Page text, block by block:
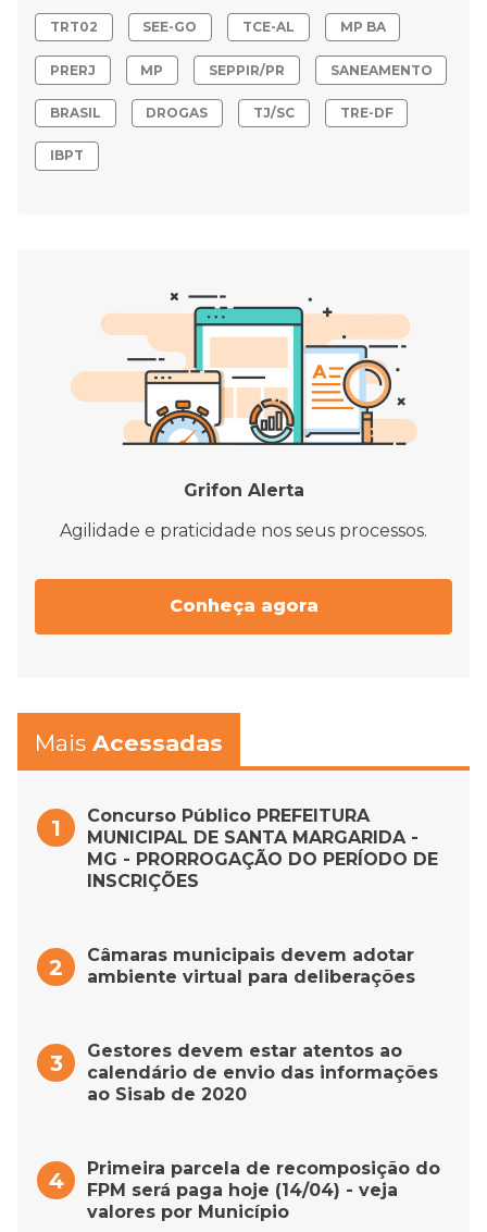
TRT02 SEE-GO TCE-AL MP BA
PRERJ MP SEPPIR/PR SANEAMENTO
BRASIL DROGAS TJ/SC TRE-DF
IBPT
Grifon Alerta
Agilidade e praticidade nos seus processos.
Conheça agora
Mais Acessadas
Concurso Público PREFEITURA
MUNICIPAL DE SANTA MARGARIDA -
MG - PRORROGAÇÃO DO PERÍODO DE
INSCRIÇÕES
Câmaras municipais devem adotar
ambiente virtual para deliberações
Gestores devem estar atentos ao
calendário de envio das informações
ao Sisab de 2020
Primeira parcela de recomposição do
FPM será paga hoje (14/04) - veja
valores por Município